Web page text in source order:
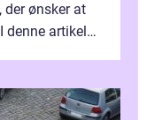
ønsker at
denne artikel